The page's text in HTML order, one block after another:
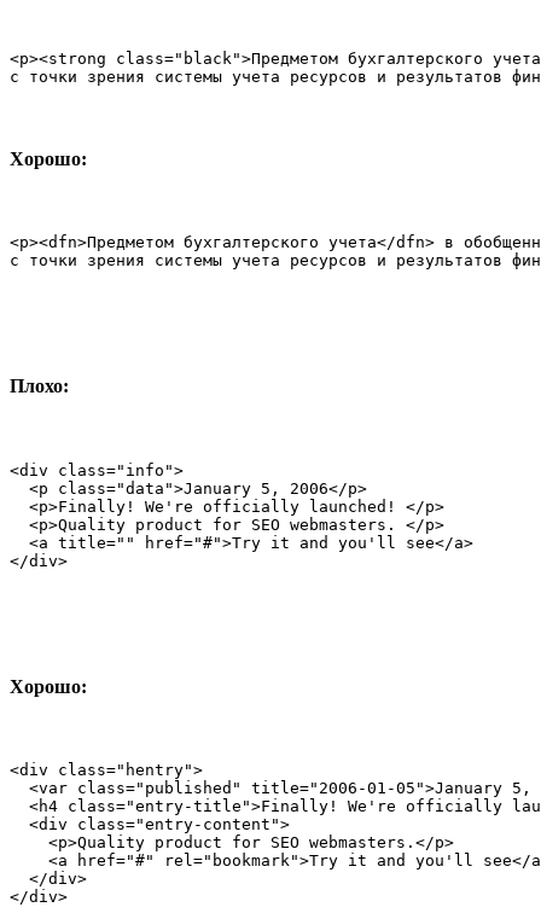
<p><strong class="black">Предметом бухгалтерского
с точки зрения системы учета ресурсов и результатов
Хорошо:
<p><dfn>Предметом бухгалтерского учета</dfn> в
с точки зрения системы учета ресурсов и результатов
Плохо:
<div class="info">
  <p class="data">January 5, 2006</p>
  <p>Finally! We're officially launched! </p>
  <p>Quality product for SEO webmasters. </p>
  <a title="" href="#">Try it and you'll see</a>
</div>
Хорошо:
<div class="hentry">
<var class="published" title="2006-01-05">January 5,
<h4 class="entry-title">Finally! We're officially
  <div class="entry-content">
    <p>Quality product for SEO webmasters.</p>
<a href="#" rel="bookmark">Try it and you'll see</
  </div>
</div>